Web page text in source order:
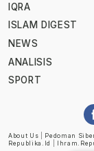
IQRA
ISLAM DIGEST
NEWS
ANALISIS
SPORT
About Us Pedoman
Republika.id